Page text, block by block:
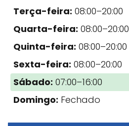
Terça-feira: 08:00–20:00
Quarta-feira: 08:00–20:00
Quinta-feira: 08:00–20:00
Sexta-feira: 08:00–20:00
Sábado: 07:00–16:00
Domingo: Fechado